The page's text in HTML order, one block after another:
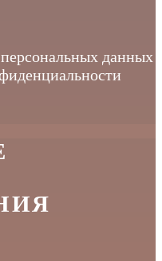
данных